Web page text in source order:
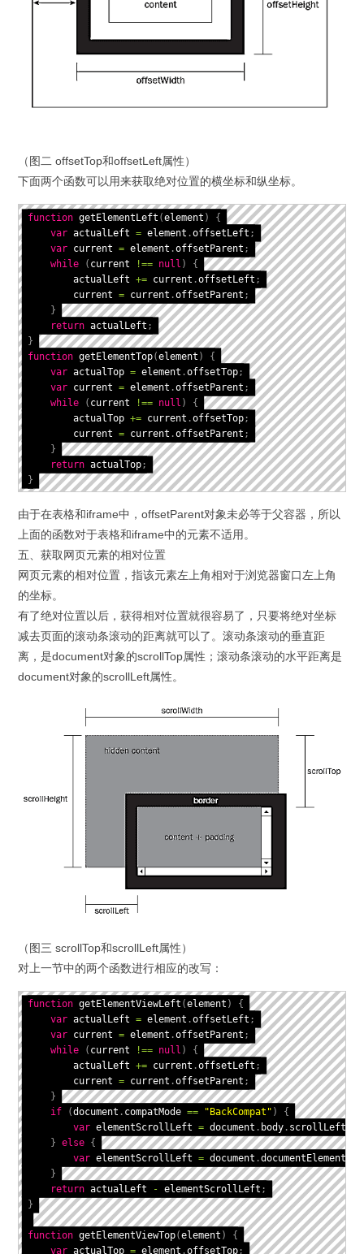
（图二 offsetTop和offsetLeft属性）
下面两个函数可以用来获取绝对位置的横坐标和纵坐标。
function getElementLeft (element )
{
var actualLeft = element .offsetLeft ;
var current = element .offsetParent ;
while
( current !== null )
{
        actualLeft
+= current .offsetLeft ;
        current
= current .offsetParent ;
}
return actualLeft ;
}
function getElementTop(element )
{
var actualTop = element .offsetTop;
var current = element .offsetParent ;
while
( current !== null )
{
        actualTop
+= current .offsetTop;
        current
= current .offsetParent ;
}
return actualTop;
}
由于在表格和iframe中，offsetParent对象未必等于父容器，所以
上面的函数对于表格和iframe中的元素不适用。
五、获取网页元素的相对位置
网页元素的相对位置，指该元素左上角相对于浏览器窗口左上角
的坐标。
有了绝对位置以后，获得相对位置就很容易了，只要将绝对坐标
减去页面的滚动条滚动的距离就可以了。滚动条滚动的垂直距
离，是document对象的scrollTop属性；滚动条滚动的水平距离是
document对象的scrollLeft属性。
（图三 scrollTop和scrollLeft属性）
对上一节中的两个函数进行相应的改写：
function getElementViewLeft (element )
{
var actualLeft = element .offsetLeft ;
var current = element .offsetParent ;
while
( current !== null )
{
        actualLeft
+= current .offsetLeft ;
        current
= current .offsetParent ;
}
if
(document . compatMode == "BackCompat" )
{
var elementScrollLeft = document . body. scrollLeft
} else {
var elementScrollLeft = document .documentElement
}
return actualLeft - elementScrollLeft ;
}
function getElementViewTop(element )
{
var actualTop = element .offsetTop;